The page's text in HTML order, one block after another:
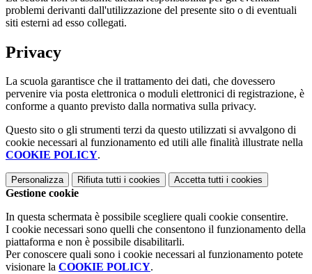
problemi derivanti dall'utilizzazione del presente sito o di eventuali
siti esterni ad esso collegati.
Privacy
La scuola garantisce che il trattamento dei dati, che dovessero
pervenire via posta elettronica o moduli elettronici di registrazione, è
conforme a quanto previsto dalla normativa sulla privacy.
Questo sito o gli strumenti terzi da questo utilizzati si avvalgono di
cookie necessari al funzionamento ed utili alle finalità illustrate nella
COOKIE POLICY.
Personalizza Rifiuta tutti i cookies Accetta tutti i cookies
Gestione cookie
In questa schermata è possibile scegliere quali cookie consentire.
I cookie necessari sono quelli che consentono il funzionamento della
piattaforma e non è possibile disabilitarli.
Per conoscere quali sono i cookie necessari al funzionamento potete
visionare la COOKIE POLICY.